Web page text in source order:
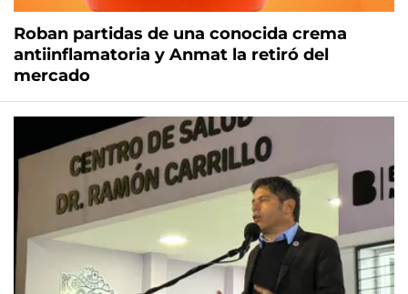
Roban partidas de una conocida crema
antiinflamatoria y Anmat la retiró del
mercado